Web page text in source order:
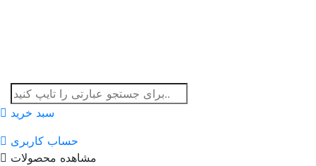
سبد خرید
حساب کاربری
مشاهده محصولات